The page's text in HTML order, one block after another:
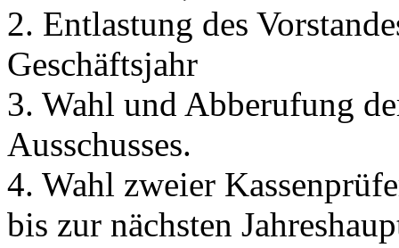
2. Entlastung des
Geschäftsjahr
3. Wahl und Abberufung
Ausschusses.
4. Wahl zweier
bis zur nächsten